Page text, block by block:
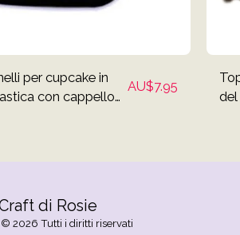
per cupcake in
con cappello
AU$7.95
del
di Rosie
2026 Tutti i diritti riservati